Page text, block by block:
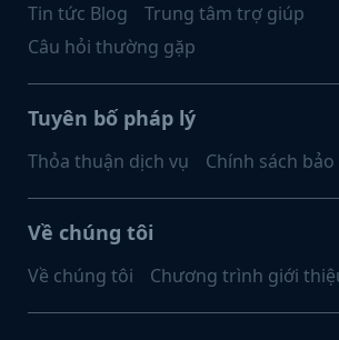
Tin tức Blog
Trung tâm trợ giúp
Câu hỏi thường gặp
Tuyên bố pháp lý
Thỏa thuận dịch vụ Chính sách
Về chúng tôi
Về chúng tôi Chương trình giới